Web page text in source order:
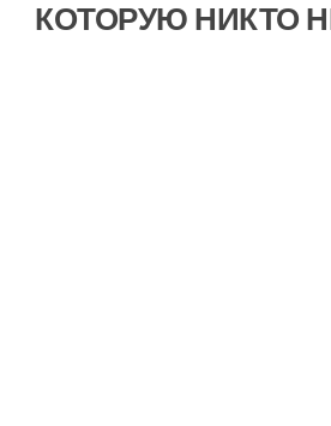
КОТОРУЮ НИКТО